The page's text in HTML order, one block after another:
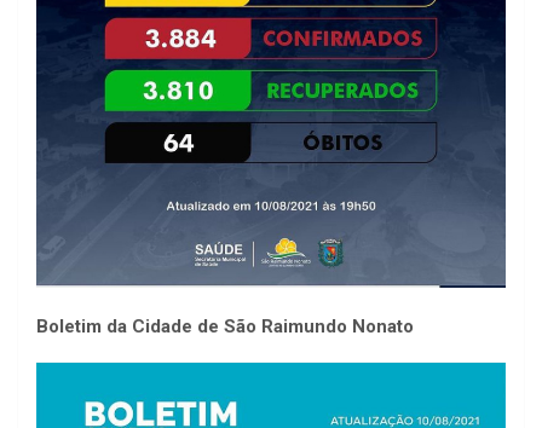
Boletim da Cidade de São Raimundo Nonato